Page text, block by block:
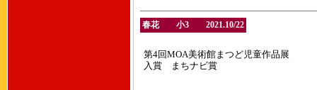
春花 小3 2021.10/22
第4回MOA美術館まつど児童作品展
入賞 まちナビ賞